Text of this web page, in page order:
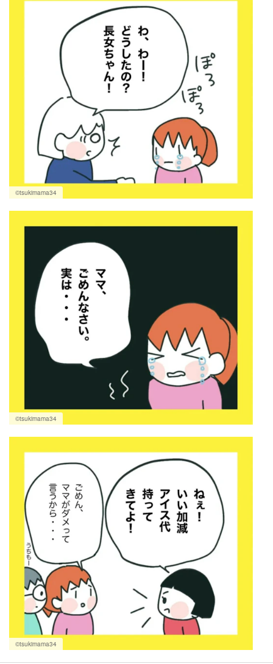
©tsukimama34
©tsukimama34
©tsukimama34